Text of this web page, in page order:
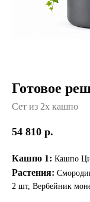
Готовое
Сет из 2х кашпо
54 810 р.
Кашпо 1: Кашпо
Растения:
2 шт, Вербейник